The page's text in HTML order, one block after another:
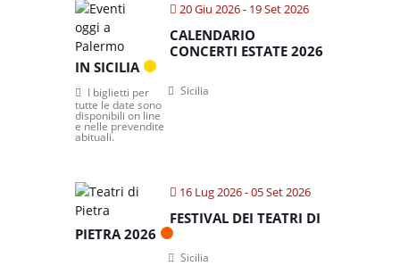
20 Giu 2026- 19 Set 2026
CALENDARIO
CONCERTI ESTATE 2026
IN SICILIA
Sicilia
I biglietti per
tutte le date sono
disponibili on line
e nelle prevendite
abituali.
16 Lug 2026- 05 Set 2026
FESTIVAL DEI TEATRI DI
PIETRA 2026
Sicilia